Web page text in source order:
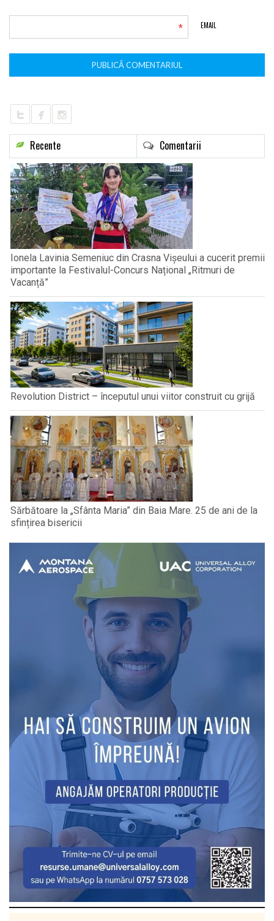
EMAIL
*
Recente Comentarii
Ionela Lavinia Semeniuc din Crasna Vișeului a cucerit premii
importante la Festivalul-Concurs Național „Ritmuri de
Vacanță”
Revolution District – începutul unui viitor construit cu grijă
Sărbătoare la „Sfânta Maria” din Baia Mare. 25 de ani de la
sfințirea bisericii